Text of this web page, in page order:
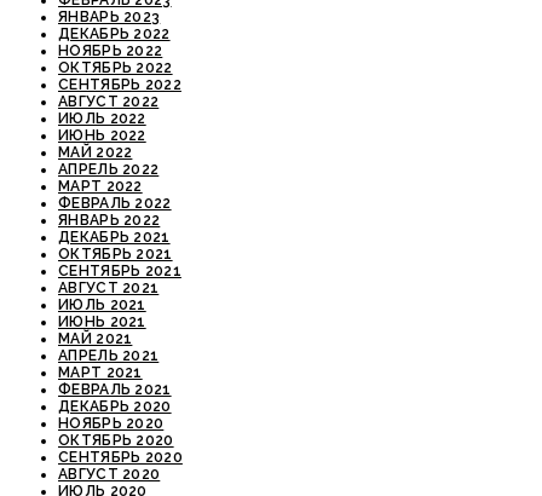
ЯНВАРЬ 2023
ДЕКАБРЬ 2022
НОЯБРЬ 2022
ОКТЯБРЬ 2022
СЕНТЯБРЬ 2022
АВГУСТ 2022
ИЮЛЬ 2022
ИЮНЬ 2022
МАЙ 2022
АПРЕЛЬ 2022
МАРТ 2022
ФЕВРАЛЬ 2022
ЯНВАРЬ 2022
ДЕКАБРЬ 2021
ОКТЯБРЬ 2021
СЕНТЯБРЬ 2021
АВГУСТ 2021
ИЮЛЬ 2021
ИЮНЬ 2021
МАЙ 2021
АПРЕЛЬ 2021
МАРТ 2021
ФЕВРАЛЬ 2021
ДЕКАБРЬ 2020
НОЯБРЬ 2020
ОКТЯБРЬ 2020
СЕНТЯБРЬ 2020
АВГУСТ 2020
ИЮЛЬ 2020